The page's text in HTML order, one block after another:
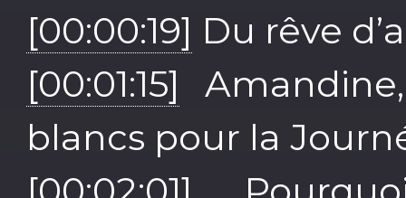
[00:00:19] Du rêve
[00:01:15]
blancs pour la